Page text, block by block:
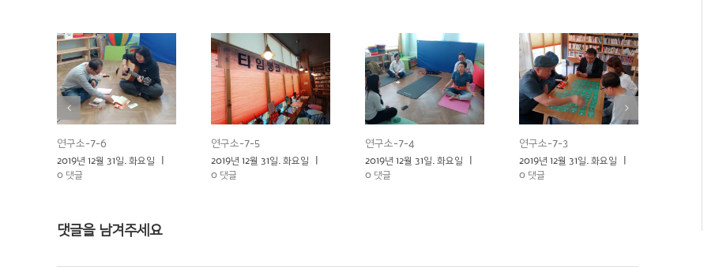
연구소-7-6
2019년 12월 31일. 화요일
0 댓글
연구소-7-5
2019년 12월 31일. 화요일
0 댓글
연구소-7-4
2019년 12월 31일. 화요일
0 댓글
연구소-7-3
2019년 12월 31일. 화요일
0 댓글
댓글을 남겨주세요